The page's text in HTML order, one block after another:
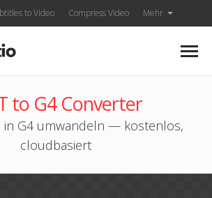
to Video Compress Video Mehr
to G4 Converter
in G4 umwandeln — kostenlos,
cloudbasiert